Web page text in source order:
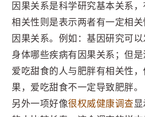
因果关系是科学研究基本关系
相关性则是表示两者有一定相
因果关系。例如：基因研究可
身体哪些疾病有因果关系；但是
爱吃甜食的人与肥胖有相关性
果，爱吃甜食不一定导致肥胖。
另外一项好像很权威健康调查